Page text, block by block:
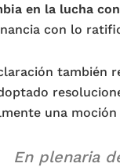
en la lucha
con lo
también
una
En plenaria